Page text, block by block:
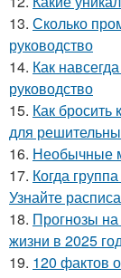
13. Сколько
руководство
14. Как
руководство
15. Как бросить
для
16. Необычные
17. Когда
Узнайте
18. Прогнозы
жизни в 2025
19. 120 фактов